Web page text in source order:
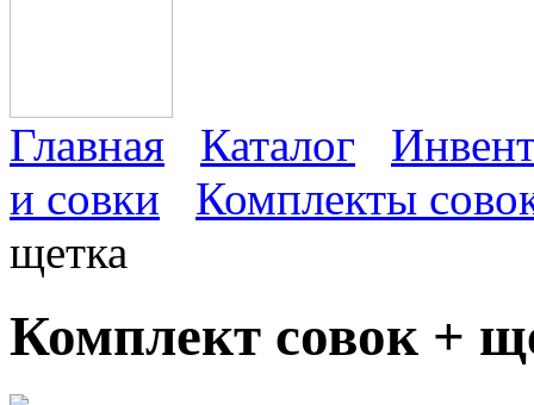
Главная Каталог
и совки
Комплекты
щетка
Комплект совок +